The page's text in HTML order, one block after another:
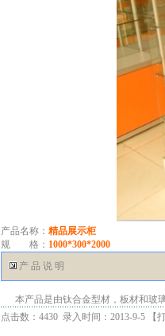
产品名称： 精品展示柜
规 格： 1000*300*2000
产 品 说 明
本产品是由钛合金型材，板材和玻
点击数：4430 录入时间：2013-9-5 【